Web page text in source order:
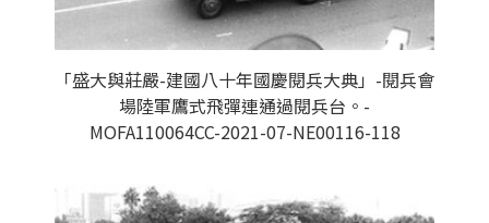
「盛大與莊嚴-建國八十年國慶閱兵大典」-閱兵會
場陸軍鷹式飛彈連通過閱兵台。-
MOFA110064CC-2021-07-NE00116-118